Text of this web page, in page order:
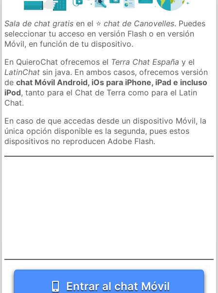
Sala de chat gratis en el ⭐chat de Canovelles. Puedes
seleccionar tu acceso en versión Flash o en versión
Móvil, en función de tu dispositivo.
En QuieroChat ofrecemos el Terra Chat España y el
LatinChat sin java. En ambos casos, ofrecemos versión
dechat Móvil Android, iOs para iPhone, iPad e incluso
iPod, tanto para el Chat de Terra como para el Latin
Chat.
En caso de que accedas desde un dispositivo Móvil, la
única opción disponible es la segunda, pues estos
dispositivos no reproducen Adobe Flash.
Entrar al chat Móvil